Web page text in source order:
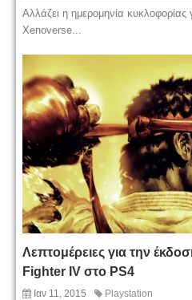
Αλλάζει η ημερομηνία κυκλοφορίας
Xenoverse...
Λεπτομέρειες για την
Fighter IV στο PS4
Ιαν 11, 2015 Playstation